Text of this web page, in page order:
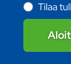
Tilaa